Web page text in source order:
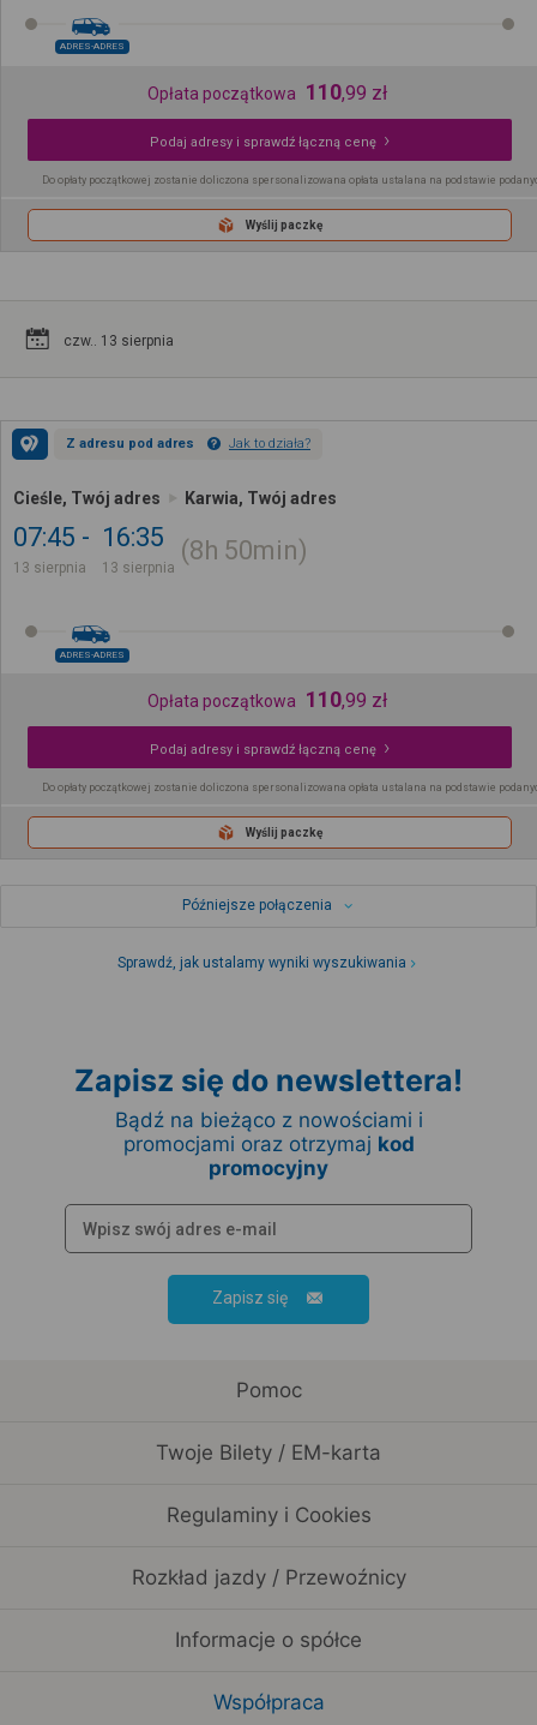
ADRES-ADRES
Opłata początkowa 110,99 zł
Podaj adresy i sprawdź łączną cenę
Do opłaty początkowej zostanie doliczona spersonalizowana opłata ustalana na podstawie
Wyślij paczkę
czw.. 13 sierpnia
Z adresu pod adres Jak to działa?
Cieśle, Twój adres Karwia, Twój adres
07:45
13 sierpnia
16:35
13 sierpnia
8h 50min
ADRES-ADRES
Opłata początkowa 110,99 zł
Podaj adresy i sprawdź łączną cenę
Do opłaty początkowej zostanie doliczona spersonalizowana opłata ustalana na podstawie
Wyślij paczkę
Późniejsze połączenia
Sprawdź, jak ustalamy wyniki wyszukiwania
Zapisz się do newslettera!
Bądź na bieżąco z nowościami i
promocjami oraz otrzymaj kod
promocyjny
Zapisz się
Pomoc
Twoje Bilety / EM-karta
Regulaminy i Cookies
Rozkład jazdy / Przewoźnicy
Informacje o spółce
Współpraca